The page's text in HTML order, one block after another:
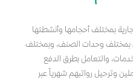
بمختلف أحجامها وأنشطتها
بمختلف وحدات الصنف، وبمختلف
والتعامل بطرق الدفع
وترحيل رواتبهم شهرياً عبر